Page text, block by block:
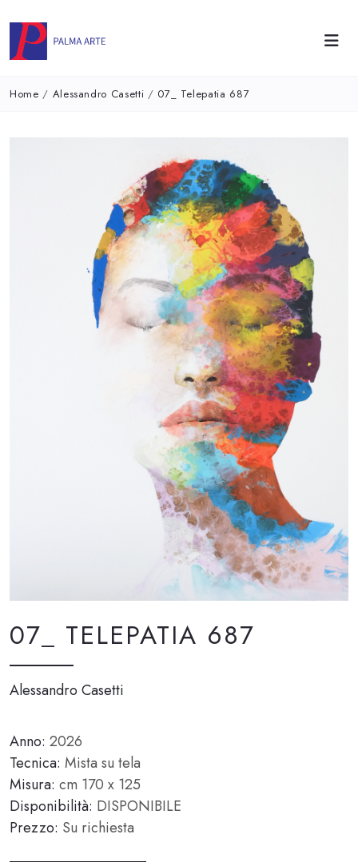
Home / Alessandro Casetti / 07_ Telepatia 687
07_ TELEPATIA 687
Alessandro Casetti
Anno: 2026
Tecnica: Mista su tela
Misura: cm 170 x 125
Disponibilità: DISPONIBILE
Prezzo: Su richiesta